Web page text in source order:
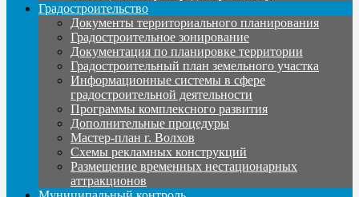
Градостроительство
Документы территориального планирования
Градостроительное зонирование
Документация по планировке территории
Градостроительный план земельного участка
Информационные системы в сфере
градостроительной деятельности
Программы комплексного развития
Дополнительные процедуры
Мастер-план г. Волхов
Схемы рекламных конструкций
Размещение временных нестационарных
аттракционов